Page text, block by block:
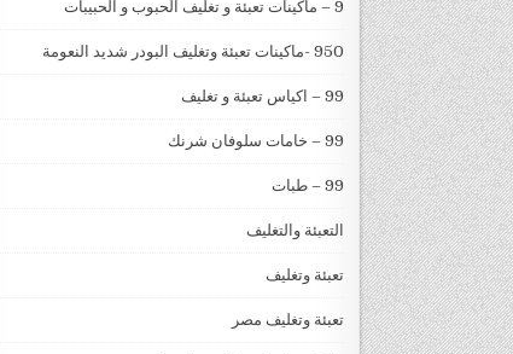
9 – ماكينات تعبئة و تغليف الحبوب و الحبيبات
950 -ماكينات تعبئة وتغليف البودر شديد النعومة
99 – اكياس تعبئة و تغليف
99 – خامات سلوفان شرنك
99 – طبات
التعبئة والتغليف
تعبئة وتغليف
تعبئة وتغليف مصر